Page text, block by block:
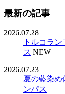
最新の記事
2026.07.28
トルコラ
ス NEW
2026.07.23
夏の藍染
ンパス